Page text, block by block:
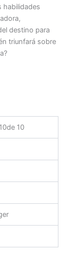
habilidades
destino para
triunfará sobre
10